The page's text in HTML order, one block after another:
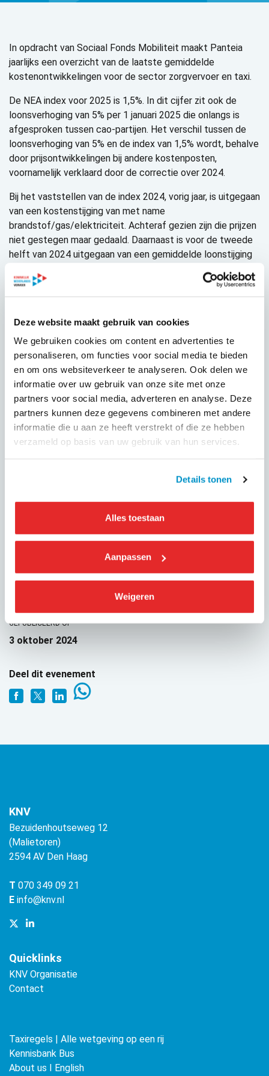
Deze website maakt gebruik van cookies
We gebruiken cookies om content en advertenties te
personaliseren, om functies voor social media te bieden
en om ons websiteverkeer te analyseren. Ook delen we
informatie over uw gebruik van onze site met onze
partners voor social media, adverteren en analyse. Deze
partners kunnen deze gegevens combineren met andere
informatie die u aan ze heeft verstrekt of die ze hebben
verzameld op basis van uw gebruik van hun services.
Details tonen
Alles toestaan
Aanpassen
Weigeren
In opdracht van Sociaal Fonds Mobiliteit maakt Panteia
jaarlijks een overzicht van de laatste gemiddelde
kostenontwikkelingen voor de sector zorgvervoer en taxi.
De NEA index voor 2025 is 1,5%. In dit cijfer zit ook de
loonsverhoging van 5% per 1 januari 2025 die onlangs is
afgesproken tussen cao-partijen. Het verschil tussen de
loonsverhoging van 5% en de index van 1,5% wordt, behalve
door prijsontwikkelingen bij andere kostenposten,
voornamelijk verklaard door de correctie over 2024.
Bij het vaststellen van de index 2024, vorig jaar, is uitgegaan
van een kostenstijging van met name
brandstof/gas/elektriciteit. Achteraf gezien zijn die prijzen
niet gestegen maar gedaald. Daarnaast is voor de tweede
helft van 2024 uitgegaan van een gemiddelde loonstijging
die hoger was dan de werkelijke 4%. Dit omdat er geen cao
was. Dus omdat de werkelijke loonkosten en
elektriciteitskosten in 2024 lager waren dan geraamd, is
doorgevoerd. Voor meer details en de berekening verwijzen
wij naar het rapport.
De kostenontwikkelingen zijn gebaseerd op vaststaande
feiten, zoals de cao Zorgvervoer en Taxi, en prognoses van
het Centraal Planbureau. Bij de berekening van de
kostenontwikkeling is geen rekening gehouden met
kostenstijgingen als gevolg van toename van de congestie.
Toekomstige kostenontwikkelingen die nog onzeker zijn,
In opdracht van Sociaal Fonds Mobiliteit heeft Panteia een
kostenontwikkelingen voor het taxivervoer. De
kostenontwikkelingen per taxibedrijf kunnen dus anders
uitpakken.
volledige rapport
GEPUBLICEERD OP
3 oktober 2024
Deel dit evenement
KNV
Bezuidenhoutseweg 12
(Malietoren)
2594 AV Den Haag
T 070 349 09 21
E info@knv.nl
Quicklinks
KNV Organisatie
Contact
Taxiregels | Alle wetgeving op een rij
Kennisbank Bus
About us ǀ English